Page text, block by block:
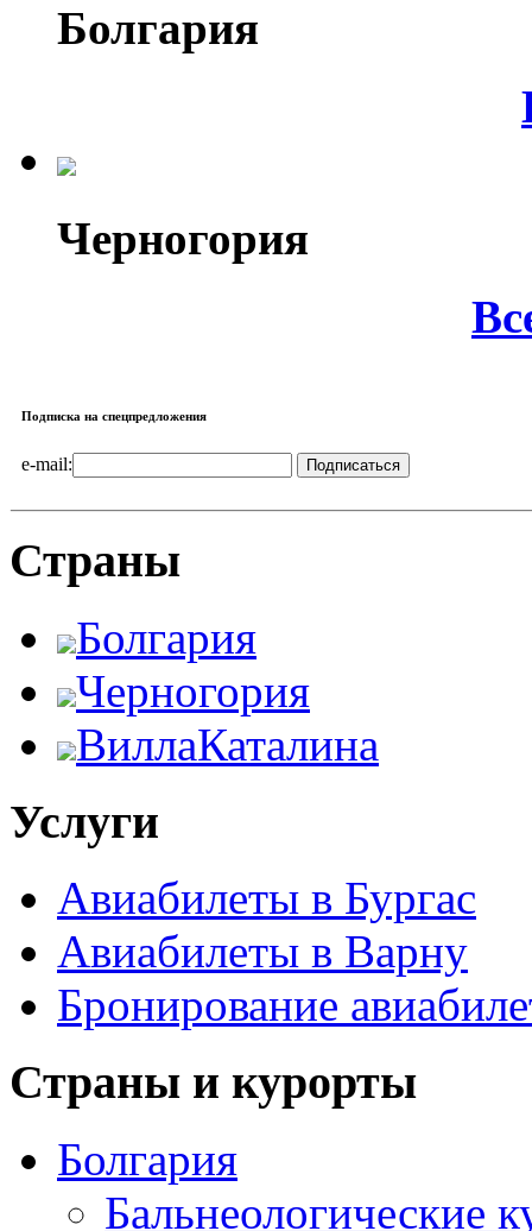
Болгария
Черногория
Подписка на спецпредложения
e-mail:
Страны
Болгария
Черногория
ВиллаКаталина
Услуги
Авиабилеты в Бургас
Авиабилеты в Варну
Бронирование
Страны и курорты
Болгария
Бальнеологические